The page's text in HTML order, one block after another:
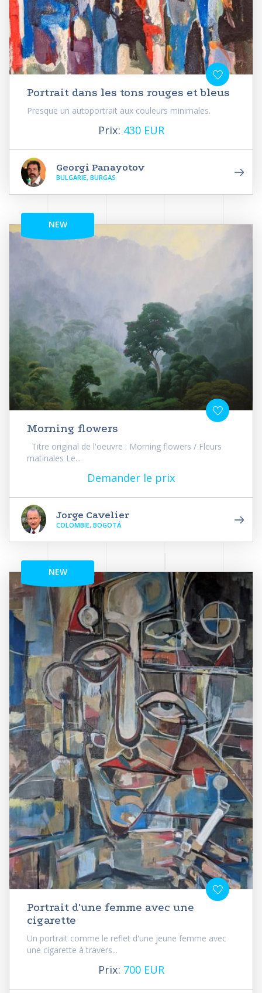
Portrait dans les tons rouges et bleus
Presque un autoportrait aux couleurs minimales.
Prix: 430 EUR
Georgi Panayotov
BULGARIE, BURGAS
NEW
Morning flowers
Titre original de l'oeuvre : Morning flowers / Fleurs
matinales Le...
Demander le prix
Jorge Cavelier
COLOMBIE, BOGOTÁ
NEW
Portrait d'une femme avec une
cigarette
Un portrait comme le reflet d'une jeune femme avec
une cigarette à travers...
Prix: 700 EUR